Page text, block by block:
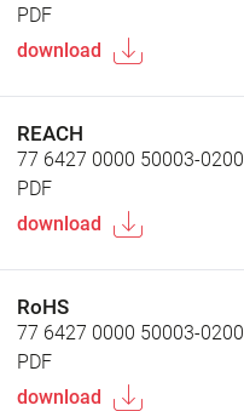
PDF
download
REACH
77 6427 0000 50003-0200
PDF
download
RoHS
77 6427 0000 50003-0200
PDF
download